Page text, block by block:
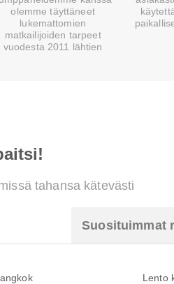
olemme täyttäneet
lukemattomien
matkailijoiden tarpeet
vuodesta 2011 lähtien
tahansa kätevästi
Suosituimmat
Lento